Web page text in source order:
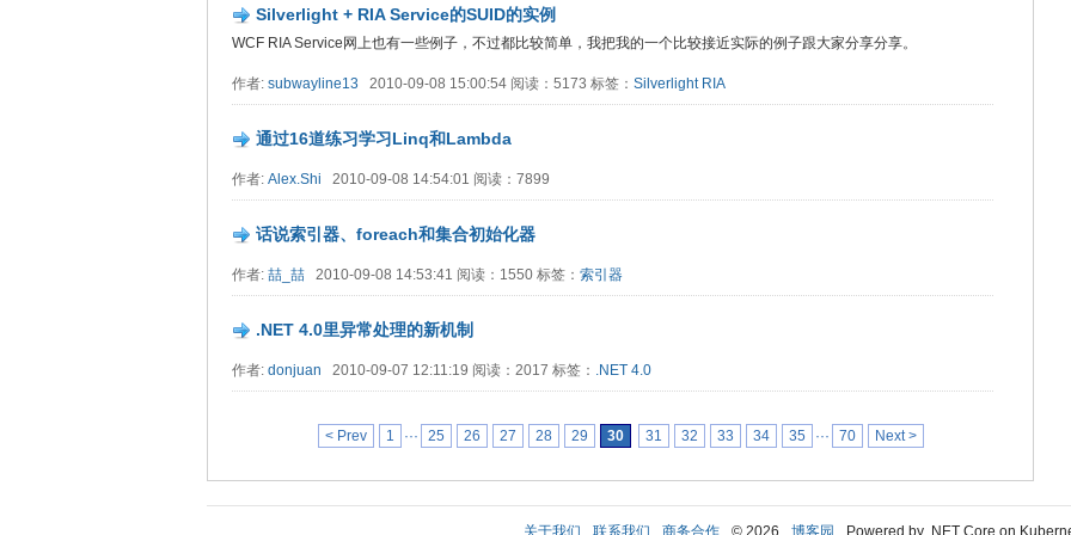
Silverlight + RIA Service的SUID的实例
WCF RIA Service网上也有一些例子，不过都比较简单，我把我的一个比较接近实际的例子跟大家分享分享。
作者: subwayline13 2010-09-08 15:00:54 阅读：5173 标签： Silverlight RIA
通过16道练习学习Linq和Lambda
作者: Alex.Shi 2010-09-08 14:54:01 阅读：7899
话说索引器、foreach和集合初始化器
作者: 喆_喆 2010-09-08 14:53:41 阅读：1550 标签： 索引器
.NET 4.0里异常处理的新机制
作者: donjuan 2010-09-07 12:11:19 阅读：2017 标签： .NET 4.0
< Prev 1 ··· 25 26 27 28 29 30 31 32 33 34 35 ··· 70 Next >
关于我们 联系我们 商务合作 © 2026 博客园 Powered by .NET Core on